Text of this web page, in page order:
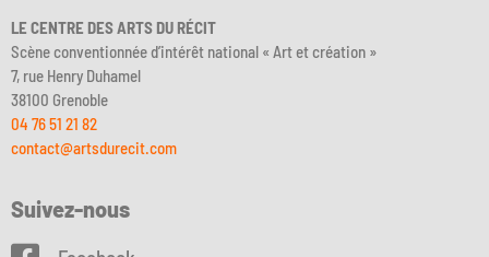
LE CENTRE DES ARTS DU RÉCIT
Scène conventionnée d’intérêt national « Art et création »
7, rue Henry Duhamel
38100 Grenoble
04 76 51 21 82
contact@artsdurecit.com
Suivez-nous